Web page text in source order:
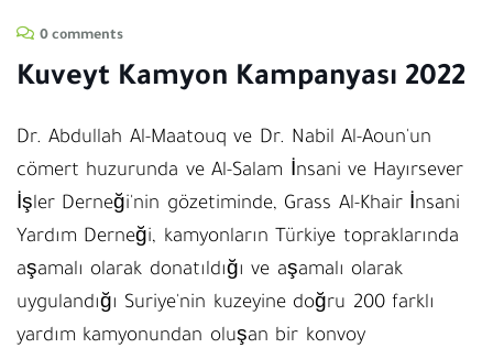
0 comments
Kuveyt Kamyon Kampanyası 2022
Dr. Abdullah Al-Maatouq ve Dr. Nabil Al-Aoun'un
cömert huzurunda ve Al-Salam İnsani ve Hayırsever
İşler Derneği'nin gözetiminde, Grass Al-Khair İnsani
Yardım Derneği, kamyonların Türkiye topraklarında
aşamalı olarak donatıldığı ve aşamalı olarak
uygulandığı Suriye'nin kuzeyine doğru 200 farklı
yardım kamyonundan oluşan bir konvoy